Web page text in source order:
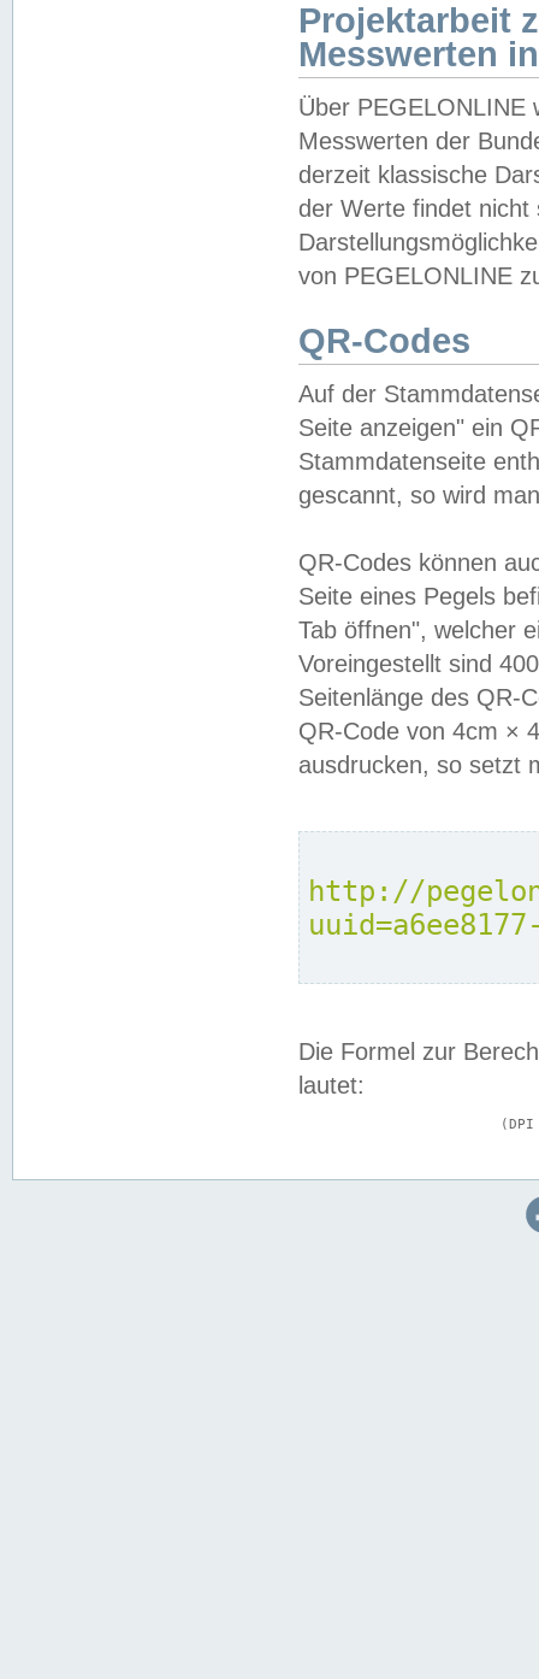
Projektarbeit
Messwerten
Über PEGELONLINE
Messwerten der
derzeit klassische
der Werte findet
von PEGELONLINE
QR-Codes
Auf der
Seite anzeigen" ein
Stammdatenseite
gescannt, so wird
QR-Codes können
Seite eines Pegels
Tab öffnen", welcher
Voreingestellt sind
Seitenlänge des QR-
QR-Code von 4cm ×
ausdrucken, so setzt
http://
Die Formel zur
lautet: